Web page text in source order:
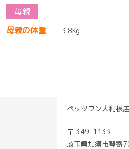
母親の体重 3.8Kg
ペッツワン大利根店
〒 349-1133
埼玉県加須市琴寄